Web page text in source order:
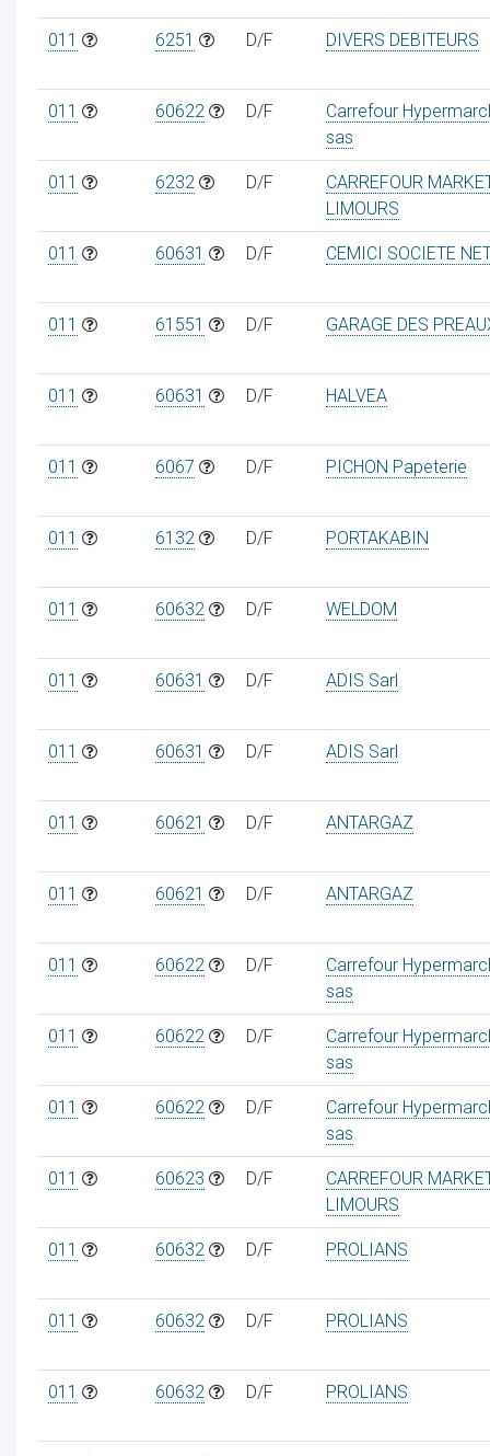
011 6251 D/F DIVERS DEBITEURS
011 60622 D/F
Carrefour
sas
011 6232 D/F
CARREFOUR
LIMOURS
011 60631 D/F CEMICI SOCIETE
011 61551 D/F GARAGE DES
011 60631 D/F HALVEA
011 6067 D/F PICHON Papeterie
011 6132 D/F PORTAKABIN
011 60632 D/F WELDOM
011 60631 D/F ADIS Sarl
011 60631 D/F ADIS Sarl
011 60621 D/F ANTARGAZ
011 60621 D/F ANTARGAZ
011 60622 D/F
Carrefour
sas
011 60622 D/F
Carrefour
sas
011 60622 D/F
Carrefour
sas
011 60623 D/F
CARREFOUR
LIMOURS
011 60632 D/F PROLIANS
011 60632 D/F PROLIANS
011 60632 D/F PROLIANS